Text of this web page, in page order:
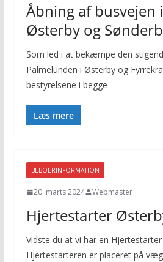
Åbning af busvejen
Østerby og
Som led i at bekæmpe den
Palmelunden i Østerby og
bestyrelsene i begge
Læs mere
BEBOERINFORMATION
20. marts 2024 Webmaster
Hjertestarter
Vidste du at vi har en
Hjertestarteren er placeret på